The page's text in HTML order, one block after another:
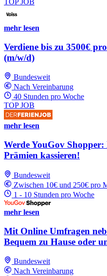
TOP JOB
mehr lesen
Verdiene bis zu 3500€
(m/w/d)
Bundesweit
Nach Vereinbarung
40 Stunden pro Woche
TOP JOB
mehr lesen
Werde YouGov
Prämien kassieren!
Bundesweit
Zwischen 10€ und 250€ pro
1 - 10 Stunden pro Woche
mehr lesen
Mit Online Umfragen
Bequem zu Hause oder
Bundesweit
Nach Vereinbarung